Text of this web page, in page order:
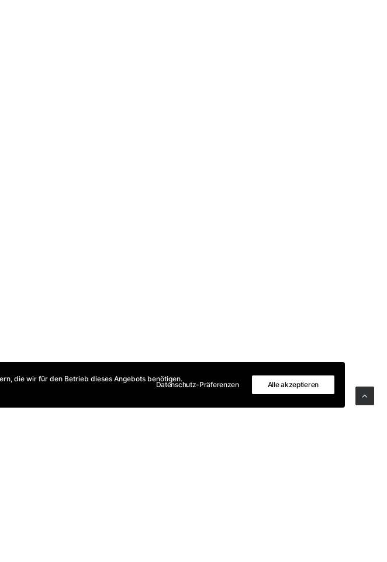
die wir für den Betrieb dieses Angebots benötigen.
Datenschutz-Präferenzen Alle akzeptieren